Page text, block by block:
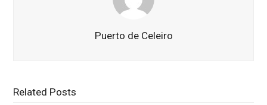
Puerto de Celeiro
Related Posts